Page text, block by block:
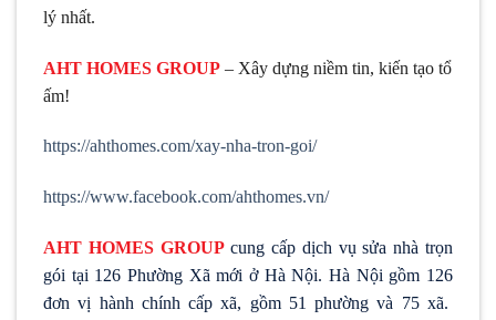
lý nhất.
AHT HOMES GROUP – Xây dựng niềm tin, kiến tạo tổ
ấm!
https://ahthomes.com/xay-nha-tron-goi/
https://www.facebook.com/ahthomes.vn/
AHT HOMES GROUPcung cấp dịch vụ sửa nhà trọn
gói tại 126 Phường Xã mới ở Hà Nội. Hà Nội gồm 126
đơn vị hành chính cấp xã, gồm 51 phường và 75 xã.